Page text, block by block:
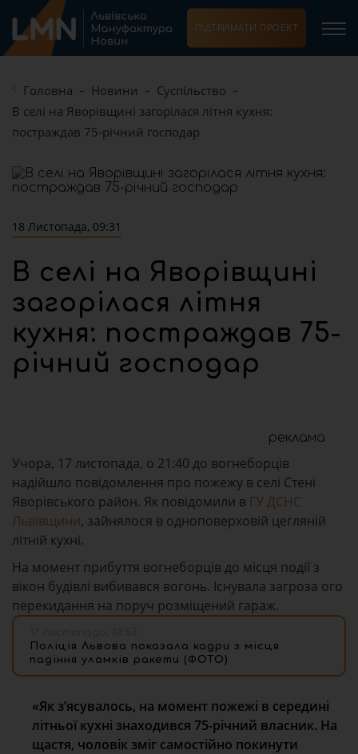
ПІДТРИМАТИ ПРОЕКТ
Головна Новини
Суспільство
В селі на Яворівщині загорілася літня кухня:
постраждав 75-річний господар
18 Листопада, 09:31
В селі на Яворівщині
загорілася літня
кухня: постраждав 75-
річний господар
реклама
Учора, 17 листопада, о 21:40 до вогнеборців
надійшло повідомлення про пожежу в селі Стені
Яворівського район. Як повідомили в ГУ ДСНС
Львівщини, зайнялося в одноповерховій цегляній
літній кухні.
На момент прибуття вогнеборців до місця події з
вікон будівлі вибивався вогонь. Існувала загроза ого
перекидання на поруч розміщений гараж.
Поліція Львова показала кадри з місця
падіння уламків ракети (ФОТО)
«Як з’ясувалось, на момент пожежі в середині
літньої кухні знаходився 75-річний власник. На
щастя, чоловік зміг самостійно покинути